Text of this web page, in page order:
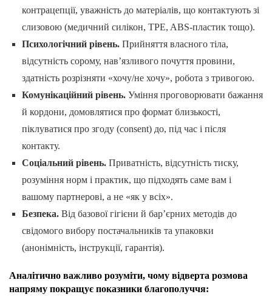
контрацепції, уважність до матеріалів, що контактують зі
слизовою (медичний силікон, TPE, ABS-пластик тощо).
Психологічний рівень.Прийняття власного тіла,
відсутність сорому, нав’язливого почуття провини,
здатність розрізняти «хочу/не хочу», робота з тривогою.
Комунікаційний рівень.Уміння проговорювати бажання
й кордони, домовлятися про формат близькості,
піклуватися про згоду (consent) до, під час і після
контакту.
Соціальний рівень.Приватність, відсутність тиску,
розуміння норм і практик, що підходять саме вам і
вашому партнерові, а не «як у всіх».
Безпека.Від базової гігієни й бар’єрних методів до
свідомого вибору постачальників та упаковки
(анонімність, інструкції, гарантія).
Аналітично важливо розуміти, чому відверта розмова
напряму покращує показники благополуччя: